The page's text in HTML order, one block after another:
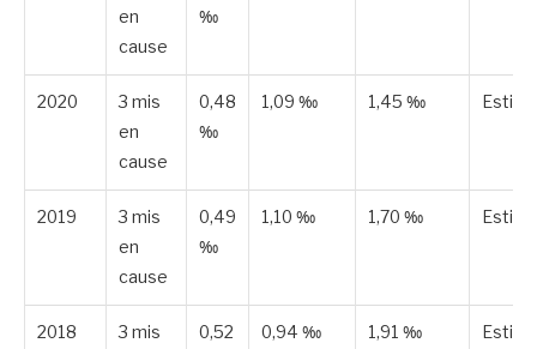
en
cause
‰
2020
3 mis
en
cause
0,48
‰
1,09 ‰ 1,45 ‰
2019
3 mis
en
cause
0,49
‰
1,10 ‰ 1,70 ‰
2018
3 mis
0,52
0,94 ‰ 1,91 ‰